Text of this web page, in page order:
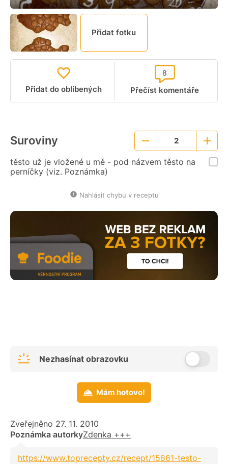
Přidat fotku
Přidat do oblíbených Přečíst komentáře
8
Suroviny 2
Větší
porce
těsto už je vložené u mě - pod názvem těsto na
perníčky (viz. Poznámka)
Nahlásit chybu v receptu
Nezhasínat obrazovku
Mám hotovo!
Zveřejněno 27. 11. 2010
Poznámka autorkyZdenka +++
https://www.toprecepty.cz/recept/15861-testo-